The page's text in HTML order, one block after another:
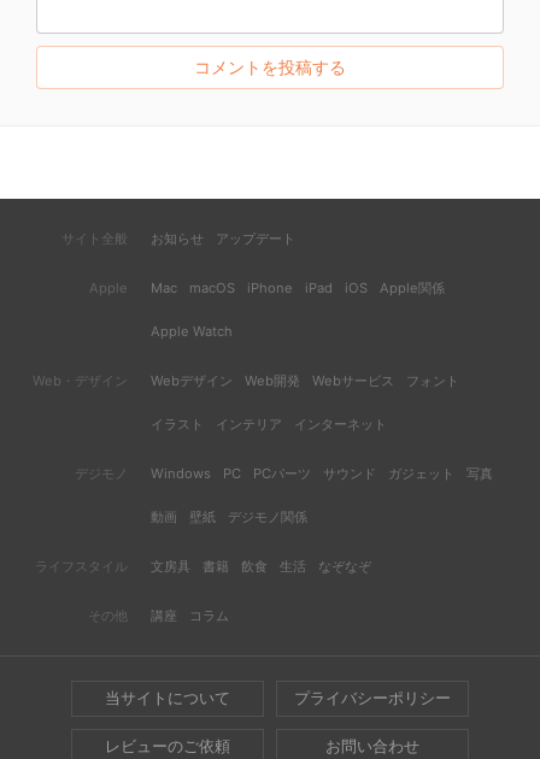
サイト全般 お知らせ アップデート
Apple Mac macOS iPhone iPad iOS Apple関係
Apple Watch
Web・デザイン Webデザイン Web開発 Webサービス フォント
イラスト インテリア インターネット
デジモノ Windows PC PCパーツ サウンド ガジェット 写真
動画 壁紙 デジモノ関係
ライフスタイル 文房具 書籍 飲食 生活 なぞなぞ
その他 講座 コラム
当サイトについて プライバシーポリシー
レビューのご依頼 お問い合わせ